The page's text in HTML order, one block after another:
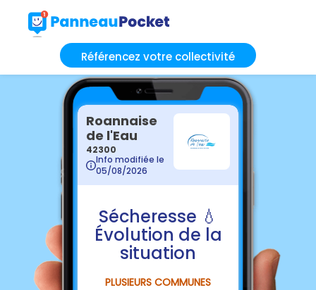
Référencez votre collectivité
Roannaise
de l'Eau
42300
Info modifiée le
05/08/2026
Sécheresse 💧
Évolution de la
situation
PLUSIEURS COMMUNES